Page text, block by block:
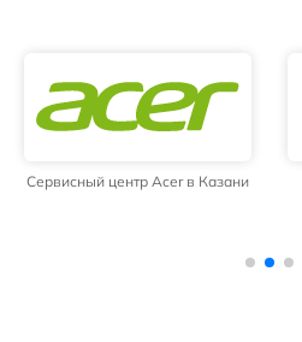
Сервисный центр Acer в Казани